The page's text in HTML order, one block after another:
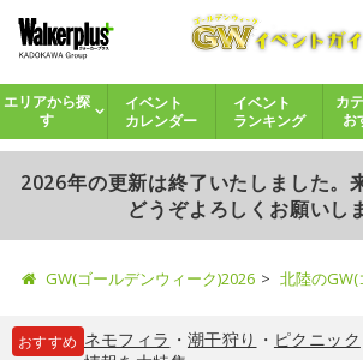
エリアから探
す
イベント
カレンダー
イベント
ランキング
カ
お
2026年の更新は終了いたしました。
どうぞよろしくお願いし
GW(ゴールデンウィーク)2026 北陸の
おすすめ ネモフィラ ・ 潮干狩り ・ ピクニック